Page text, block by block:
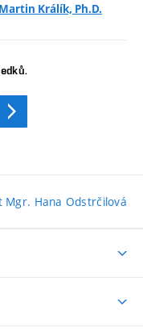
Králík, Ph.D.
Mgr. Hana Odstrčilová